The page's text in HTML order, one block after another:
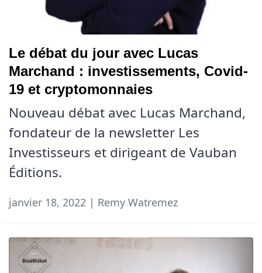
Le débat du jour avec Lucas
Marchand : investissements, Covid-
19 et cryptomonnaies
Nouveau débat avec Lucas Marchand,
fondateur de la newsletter Les
Investisseurs et dirigeant de Vauban
Éditions.
janvier 18, 2022 | Remy Watremez